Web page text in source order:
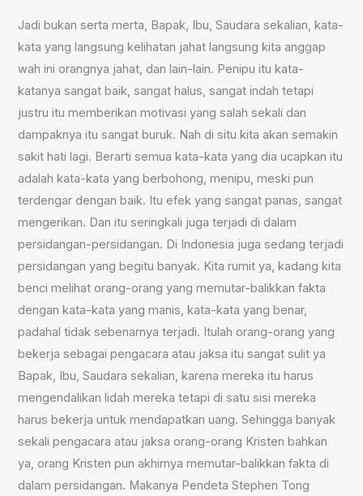
Jadi bukan serta merta, Bapak, Ibu, Saudara sekalian, kata-
kata yang langsung kelihatan jahat langsung kita anggap
wah ini orangnya jahat, dan lain-lain. Penipu itu kata-
katanya sangat baik, sangat halus, sangat indah tetapi
justru itu memberikan motivasi yang salah sekali dan
dampaknya itu sangat buruk. Nah di situ kita akan semakin
sakit hati lagi. Berarti semua kata-kata yang dia ucapkan itu
adalah kata-kata yang berbohong, menipu, meski pun
terdengar dengan baik. Itu efek yang sangat panas, sangat
mengerikan. Dan itu seringkali juga terjadi di dalam
persidangan-persidangan. Di Indonesia juga sedang terjadi
persidangan yang begitu banyak. Kita rumit ya, kadang kita
benci melihat orang-orang yang memutar-balikkan fakta
dengan kata-kata yang manis, kata-kata yang benar,
padahal tidak sebenarnya terjadi. Itulah orang-orang yang
bekerja sebagai pengacara atau jaksa itu sangat sulit ya
Bapak, Ibu, Saudara sekalian, karena mereka itu harus
mengendalikan lidah mereka tetapi di satu sisi mereka
harus bekerja untuk mendapatkan uang. Sehingga banyak
sekali pengacara atau jaksa orang-orang Kristen bahkan
ya, orang Kristen pun akhirnya memutar-balikkan fakta di
dalam persidangan. Makanya Pendeta Stephen Tong